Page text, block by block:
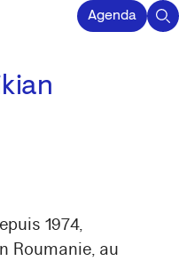
Agenda
1974,
Roumanie, au